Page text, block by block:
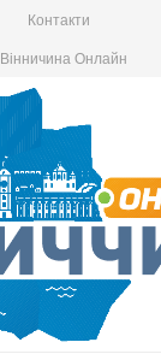
Контакти
Вінничина Онлайн